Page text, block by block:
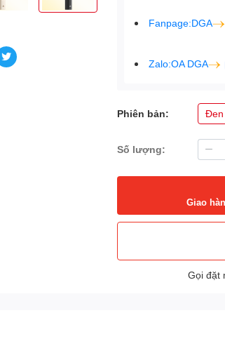
Fanpage:DGA
Zalo:OA DGA
Phiên bản: Đen
Số lượng:
Giao
Gọi đặt